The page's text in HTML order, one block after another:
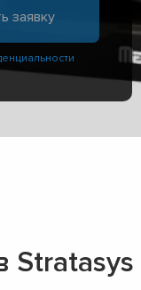
Stratasys